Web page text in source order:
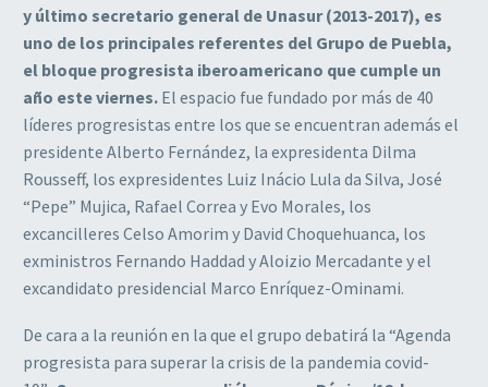
y último secretario general de Unasur (2013-2017), es
uno de los principales referentes del Grupo de Puebla,
el bloque progresista iberoamericano que cumple un
año este viernes. El espacio fue fundado por más de 40
líderes progresistas entre los que se encuentran además el
presidente Alberto Fernández, la expresidenta Dilma
Rousseff, los expresidentes Luiz Inácio Lula da Silva, José
“Pepe” Mujica, Rafael Correa y Evo Morales, los
excancilleres Celso Amorim y David Choquehuanca, los
exministros Fernando Haddad y Aloizio Mercadante y el
excandidato presidencial Marco Enríquez-Ominami.
De cara a la reunión en la que el grupo debatirá la “Agenda
progresista para superar la crisis de la pandemia covid-